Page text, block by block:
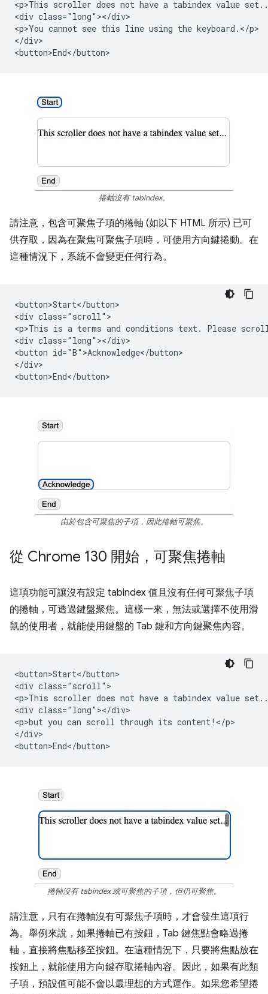
<p>This scroller does not have a tabindex value
<div class="long"></div>
<p>You cannot see this line using the keyboard.</p>
</div>
捲軸沒有 tabindex。
請注意，包含可聚焦子項的捲軸 (如以下 HTML 所示) 已可
供存取，因為在聚焦可聚焦子項時，可使用方向鍵捲動。在
這種情況下，系統不會變更任何行為。
<button>Start</button>
<div class="scroll">
<p>This is a terms and conditions text. Please scroll
<div class="long"></div>
<button id="B">Acknowledge</button>
</div>
由於包含可聚焦的子項，因此捲軸可聚焦。
從 Chrome 130 開始，可聚焦捲軸
這項功能可讓沒有設定 tabindex 值且沒有任何可聚焦子項
的捲軸，可透過鍵盤聚焦。這樣一來，無法或選擇不使用滑
鼠的使用者，就能使用鍵盤的 Tab 鍵和方向鍵聚焦內容。
<button>Start</button>
<div class="scroll">
<p>This scroller does not have a tabindex value
<div class="long"></div>
<p>but you can scroll through its content!</p>
</div>
捲軸沒有 tabindex 或可聚焦的子項，但仍可聚焦。
請注意，只有在捲軸沒有可聚焦子項時，才會發生這項行
為。舉例來說，如果捲軸已有按鈕，Tab 鍵焦點會略過捲
軸，直接將焦點移至按鈕。在這種情況下，只要將焦點放在
按鈕上，就能使用方向鍵存取捲軸內容。因此，如果有此類
子項，預設值可能不會以最理想的方式運作。如果您希望捲